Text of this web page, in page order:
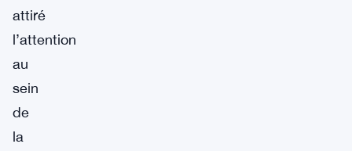
attiré
l’attention
au
sein
de
la